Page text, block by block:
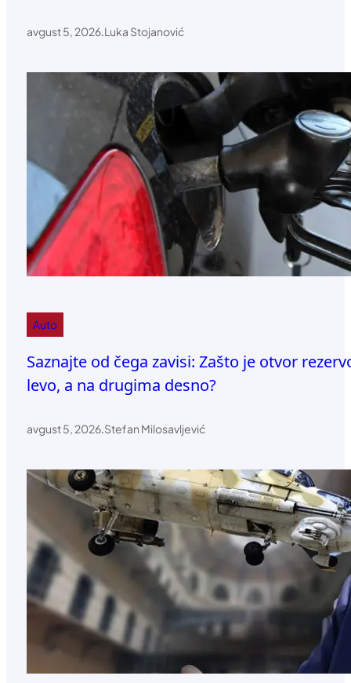
avgust 5, 2026.Luka Stojanović
Auto
Saznajte od čega zavisi: Zašto je otvor
levo, a na drugima desno?
avgust 5, 2026.Stefan Milosavljević